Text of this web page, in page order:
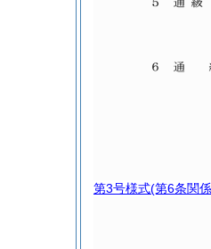
第3号様式(第6条関